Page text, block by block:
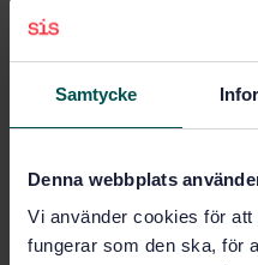
Samtycke
Denna webbplats
Vi använder cookies för
fungerar som den ska, för
Vårens
Karin Lindmark & Natalie
21 april berättade de om
Karin Lindmark